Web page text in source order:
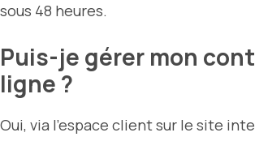
sous 48 heures.
Puis-je gérer mon
ligne ?
Oui, via l’espace client sur le site